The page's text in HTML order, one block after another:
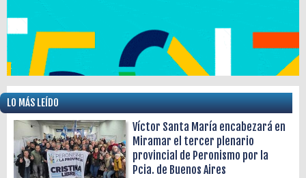
LO MÁS LEÍDO
Víctor Santa María encabezará en
Miramar el tercer plenario
provincial de Peronismo por la
Pcia. de Buenos Aires